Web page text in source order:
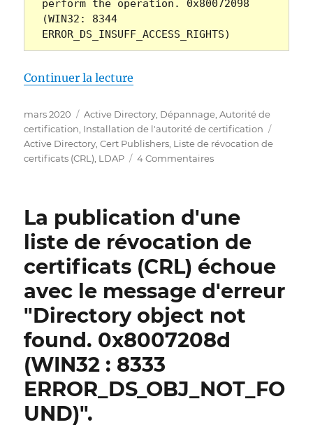
perform the operation. 0x80072098
(WIN32: 8344
ERROR_DS_INSUFF_ACCESS_RIGHTS)
Continuer la lecture
Publié
le
mars 2020 Catégories
Active Directory Dépannage ,Autorité de
certification Installation de l'autorité de certification
Active Directory ,Cert Publishers Liste de révocation de
certificats (CRL) LDAP 4 Commentairessur
Zertifikatsperrliste
schlägt
fehl
mit
der
„Insufficient
access
rights
the
La publication d'une
liste de révocation de
certificats (CRL) échoue
avec le message d'erreur
"Directory object not
found. 0x8007208d
(WIN32 : 8333
ERROR_DS_OBJ_NOT_FO
UND)".